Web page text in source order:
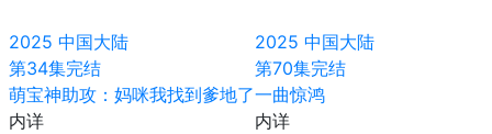
2025 中国大陆
第34集完结
萌宝神助攻：妈咪我找到爹地了
内详
2025 中国大陆
第70集完结
一曲惊鸿
内详